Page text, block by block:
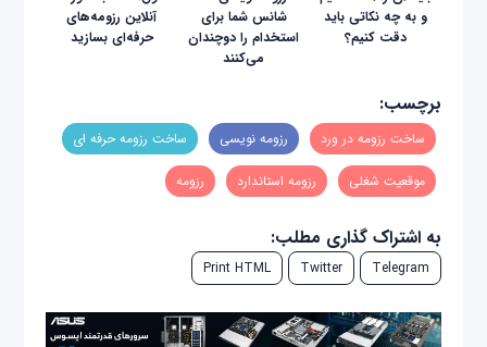
و به چه نکاتی باید
دقت کنیم؟
شانس شما برای
استخدام را دوچندان
می‌کنند
آنلاین رزومه‌های
حرفه‌ای بسازید
برچسب:
ساخت رزومه در ورد رزومه نویسی ساخت رزومه حرفه ای
موقعیت شغلی رزومه استاندارد رزومه
به اشتراک گذاری مطلب:
Telegram
Twitter
Print HTML